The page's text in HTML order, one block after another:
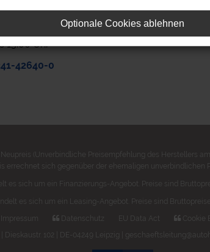
bis 18.00 Uhr
13.00 Uhr
42640-0
(Unverbindliche Preisempfehlung des Herstellers am
errechnet sich gegenüber der ehemaligen unverbindlichen
es sich um ein Finanzierungs-Angebot. Preise sind
es sich um ein Leasing-Angebot. Preise sind
Datenschutz EU Data Act
Cookie
Dieskaustr. 102 | DE-04249 Leipzig |
Optionale Cookies ablehnen